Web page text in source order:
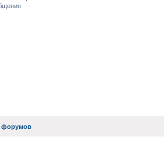
форумов